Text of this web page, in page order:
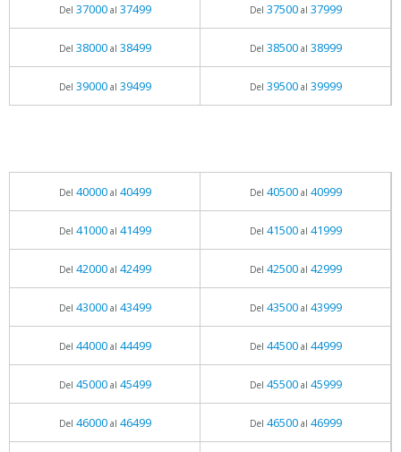
Del 37000al 37499 Del 37500al 37999
Del 38000al 38499 Del 38500al 38999
Del 39000al 39499 Del 39500al 39999
Del 40000al 40499 Del 40500al 40999
Del 41000al 41499 Del 41500al 41999
Del 42000al 42499 Del 42500al 42999
Del 43000al 43499 Del 43500al 43999
Del 44000al 44499 Del 44500al 44999
Del 45000al 45499 Del 45500al 45999
Del 46000al 46499 Del 46500al 46999